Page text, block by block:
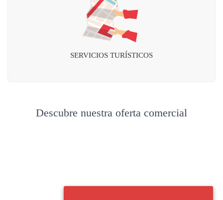
SERVICIOS TURÍSTICOS
Descubre nuestra oferta comercial